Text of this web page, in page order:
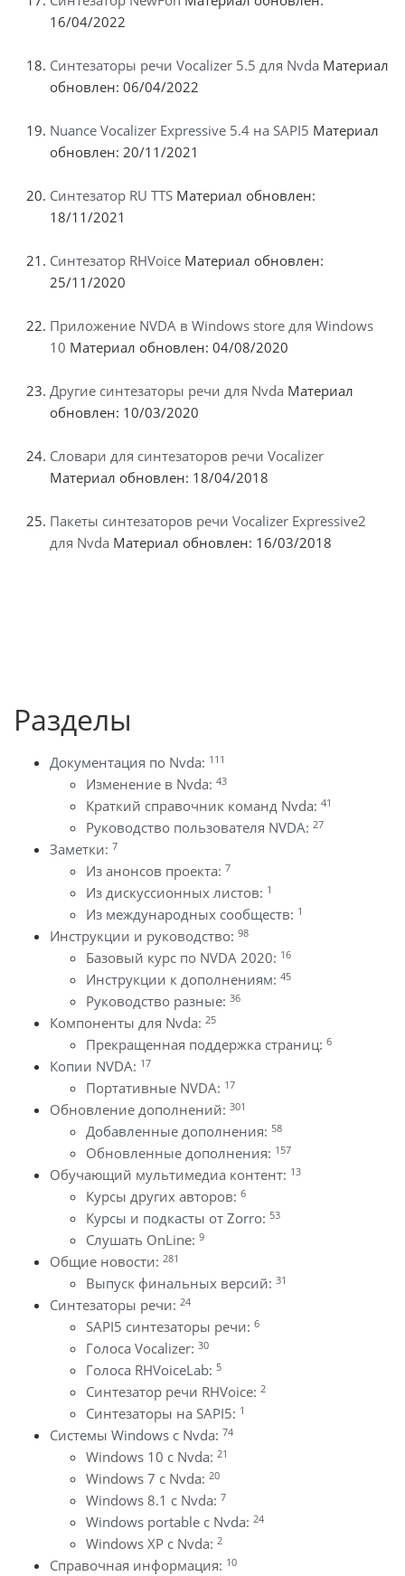
16/04/2022
Синтезаторы речи Vocalizer 5.5 для Nvda Материал
обновлен: 06/04/2022
Nuance Vocalizer Expressive 5.4 на SAPI5 Материал
обновлен: 20/11/2021
Синтезатор RU TTS Материал обновлен:
18/11/2021
Синтезатор RHVoice Материал обновлен:
25/11/2020
Приложение NVDA в Windows store для Windows
10 Материал обновлен: 04/08/2020
Другие синтезаторы речи для Nvda Материал
обновлен: 10/03/2020
Словари для синтезаторов речи Vocalizer
Материал обновлен: 18/04/2018
Пакеты синтезаторов речи Vocalizer Expressive2
для Nvda Материал обновлен: 16/03/2018
Разделы
Документация по Nvda: 111
Изменение в Nvda: 43
Краткий справочник команд Nvda: 41
Руководство пользователя NVDA: 27
Заметки: 7
Из анонсов проекта: 7
Из дискуссионных листов: 1
Из международных сообществ: 1
Инструкции и руководство: 98
Базовый курс по NVDA 2020: 16
Инструкции к дополнениям: 45
Руководство разные: 36
Компоненты для Nvda: 25
Прекращенная поддержка страниц: 6
Копии NVDA: 17
Портативные NVDA: 17
Обновление дополнений: 301
Добавленные дополнения: 58
Обновленные дополнения: 157
Обучающий мультимедиа контент: 13
Курсы других авторов: 6
Курсы и подкасты от Zorro: 53
Слушать OnLine: 9
Общие новости: 281
Выпуск финальных версий: 31
Синтезаторы речи: 24
SAPI5 синтезаторы речи: 6
Голоса Vocalizer: 30
Голоса RHVoiceLab: 5
Синтезатор речи RHVoice: 2
Синтезаторы на SAPI5: 1
Системы Windows с Nvda: 74
Windows 10 с Nvda: 21
Windows 7 с Nvda: 20
Windows 8.1 с Nvda: 7
Windows portable с Nvda: 24
Windows XP с Nvda: 2
Справочная информация: 10